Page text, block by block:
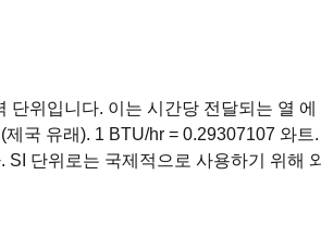
위입니다. 이는 시간당 전달되는 열 에
국 유래). 1 BTU/hr = 0.29307107 와트.
SI 단위로는 국제적으로 사용하기 위해